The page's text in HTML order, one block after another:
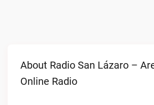
About Radio San Lázaro –
Online Radio